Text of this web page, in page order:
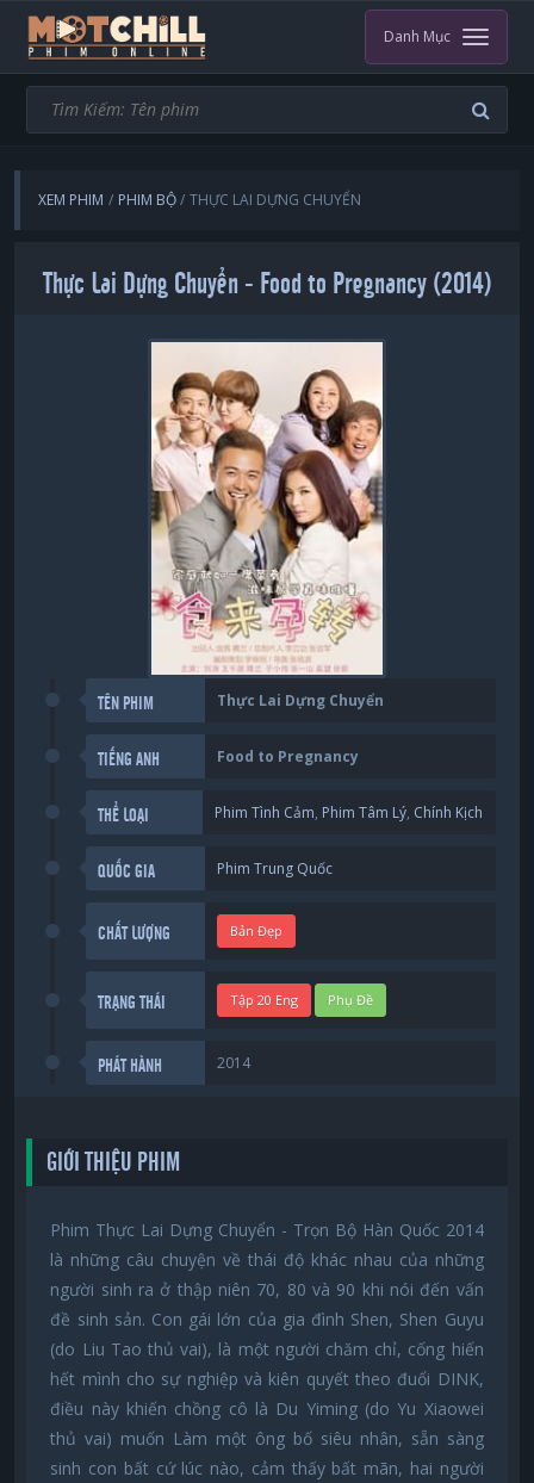
Danh Mục
XEM PHIM PHIM BỘ THỰC LAI DỰNG CHUYỂN
Thực Lai Dựng Chuyển - Food to Pregnancy (2014)
TÊN PHIM Thực Lai Dựng Chuyển
TIẾNG ANH Food to Pregnancy
THỂ LOẠI Phim Tình Cảm, Phim Tâm Lý, Chính Kịch
QUỐC GIA Phim Trung Quốc
CHẤT LƯỢNG Bản Đẹp
TRẠNG THÁI Tập 20 Eng Phụ Đề
PHÁT HÀNH 2014
GIỚI THIỆU PHIM
Phim Thực Lai Dựng Chuyển - Trọn Bộ Hàn Quốc 2014
là những câu chuyện về thái độ khác nhau của những
người sinh ra ở thập niên 70, 80 và 90 khi nói đến vấn
đề sinh sản. Con gái lớn của gia đình Shen, Shen Guyu
(do Liu Tao thủ vai), là một người chăm chỉ, cống hiến
hết mình cho sự nghiệp và kiên quyết theo đuổi DINK,
điều này khiến chồng cô là Du Yiming (do Yu Xiaowei
thủ vai) muốn Làm một ông bố siêu nhân, sẵn sàng
sinh con bất cứ lúc nào, cảm thấy bất mãn, hai người